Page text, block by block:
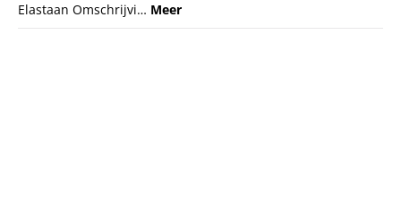
Elastaan Omschrijvi… Meer